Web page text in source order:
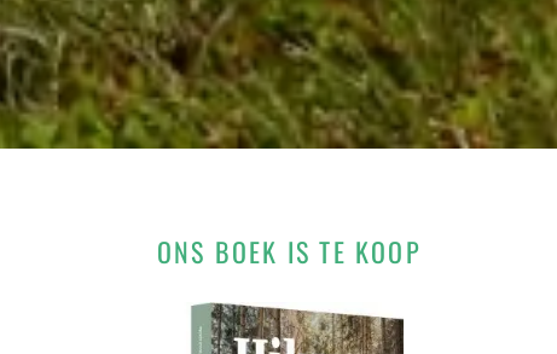
ONS BOEK IS TE KOOP